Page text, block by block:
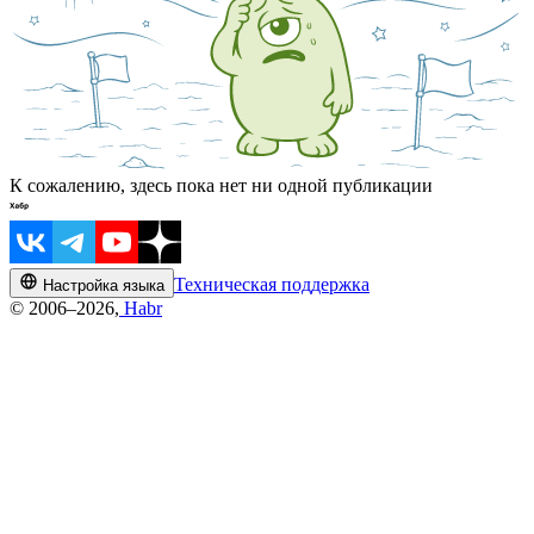
К сожалению, здесь пока нет ни одной публикации
Настройка языка Техническая поддержка
© 2006–2026, Habr